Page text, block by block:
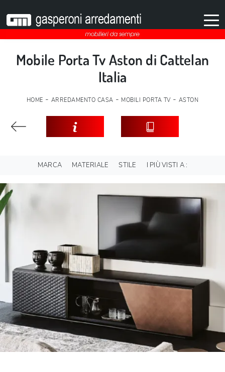
Mobile Porta Tv Aston di Cattelan
Italia
HOME - ARREDAMENTO CASA - MOBILI PORTA TV - ASTON
MARCA MATERIALE STILE I PIÙ VISTI A :